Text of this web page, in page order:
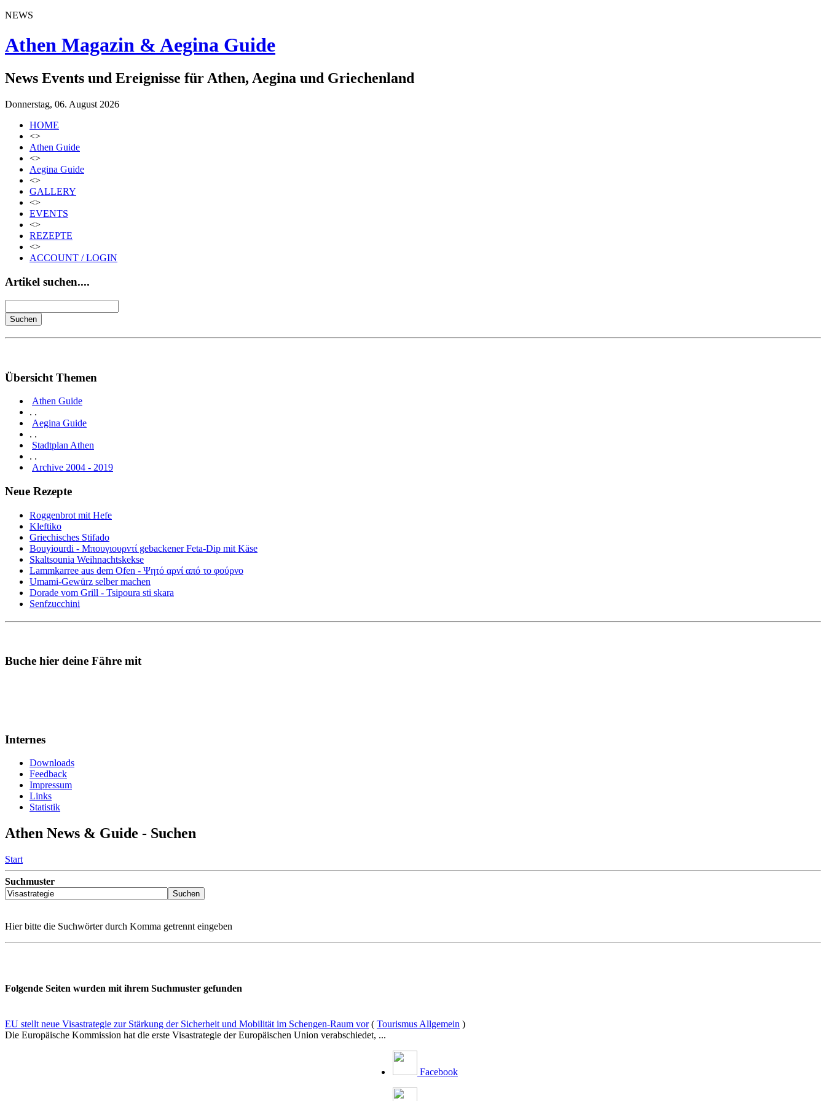
NEWS
Athen Magazin & Aegina Guide
News Events und Ereignisse für Athen, Aegina und Griechenland
Donnerstag, 06. August 2026
HOME
<>
Athen Guide
<>
Aegina Guide
<>
GALLERY
<>
EVENTS
<>
REZEPTE
<>
ACCOUNT / LOGIN
Artikel suchen....
Übersicht Themen
Athen Guide
. .
Aegina Guide
. .
Stadtplan Athen
. .
Archive 2004 - 2019
Neue Rezepte
Roggenbrot mit Hefe
Kleftiko
Griechisches Stifado
Bouyiourdi - Μπουγιουρντί gebackener Feta-Dip mit Käse
Skaltsounia Weihnachtskekse
Lammkarree aus dem Ofen - Ψητό αρνί από το φούρνο
Umami-Gewürz selber machen
Dorade vom Grill - Tsipoura sti skara
Senfzucchini
Buche hier deine Fähre mit
Internes
Downloads
Feedback
Impressum
Links
Statistik
Athen News & Guide - Suchen
Start
Suchmuster
Hier bitte die Suchwörter durch Komma getrennt eingeben
Folgende Seiten wurden mit ihrem Suchmuster gefunden
EU stellt neue Visastrategie zur Stärkung der Sicherheit und Mobilität im Schengen-Raum vor( Tourismus Allgemein )
Die Europäische Kommission hat die erste Visastrategie der Europäischen Union verabschiedet, ...
Facebook